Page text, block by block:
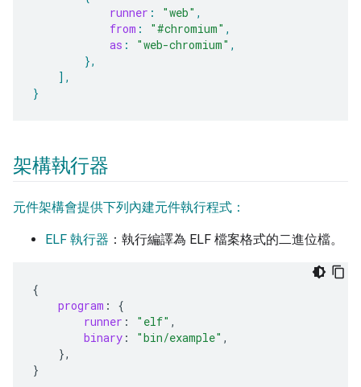
runner : "web" ,
from : "#chromium" ,
as : "web-chromium" ,
},
],
}
架構執行器
元件架構會提供下列內建元件執行程式：
ELF 執行器 ：執行編譯為 ELF 檔案格式的二進位檔。
{
program :
{
runner : "elf" ,
binary : "bin/example" ,
},
}